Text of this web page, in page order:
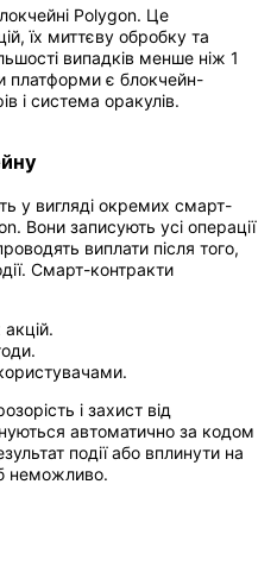
Polygon. Це
їх миттєву обробку та
випадків менше ніж 1
платформи є блокчейн-
і система оракулів.
у вигляді окремих смарт-
Вони записують усі операції
виплати після того,
Смарт-контракти
і захист від
автоматично за кодом
події або вплинути на
неможливо.